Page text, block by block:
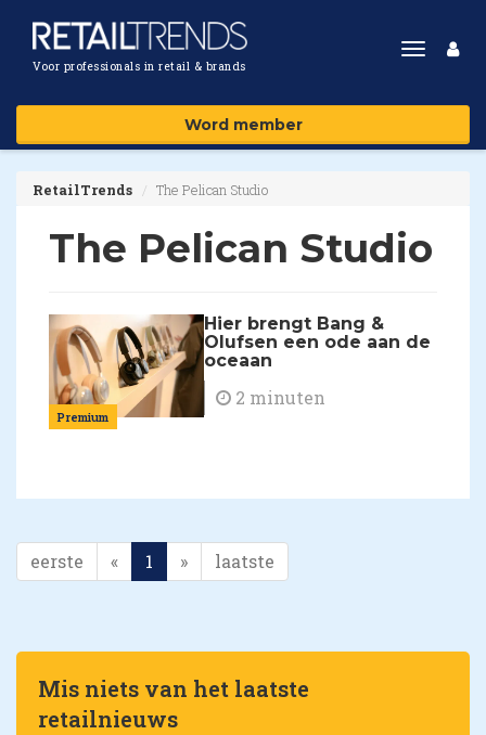
Voor professionals in retail & brands
Toggle
Word member
RetailTrends The Pelican Studio
The Pelican Studio
Premium
Hier brengt Bang &
Olufsen een ode aan de
oceaan
2 minuten
eerste « 1 » laatste
Mis niets van het laatste
retailnieuws